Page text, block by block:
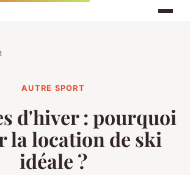
AUTRE SPORT
d'hiver : pourquoi
la location de ski
idéale ?